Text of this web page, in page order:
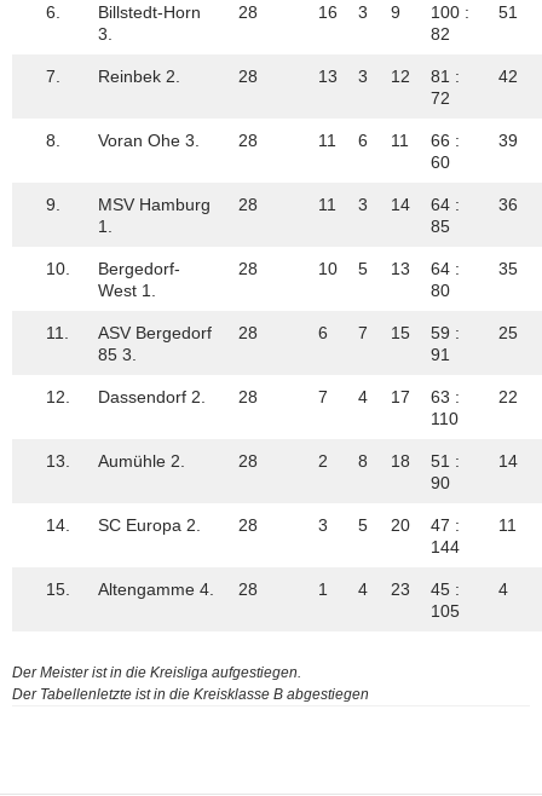
6.
Billstedt-Horn
3.
28 16 3 9
100 :
82
51
7. Reinbek 2. 28 13 3 12
81 :
72
42
8. Voran Ohe 3. 28 11 6 11
66 :
60
39
9.
MSV Hamburg
1.
28 11 3 14
64 :
85
36
10.
Bergedorf-
West 1.
28 10 5 13
64 :
80
35
11.
ASV Bergedorf
85 3.
28 6 7 15
59 :
91
25
12. Dassendorf 2. 28 7 4 17
63 :
110
22
13. Aumühle 2. 28 2 8 18
51 :
90
14
14. SC Europa 2. 28 3 5 20
47 :
144
11
15. Altengamme 4. 28 1 4 23
45 :
105
4
Der Meister ist in die Kreisliga aufgestiegen.
Der Tabellenletzte ist in die Kreisklasse B abgestiegen